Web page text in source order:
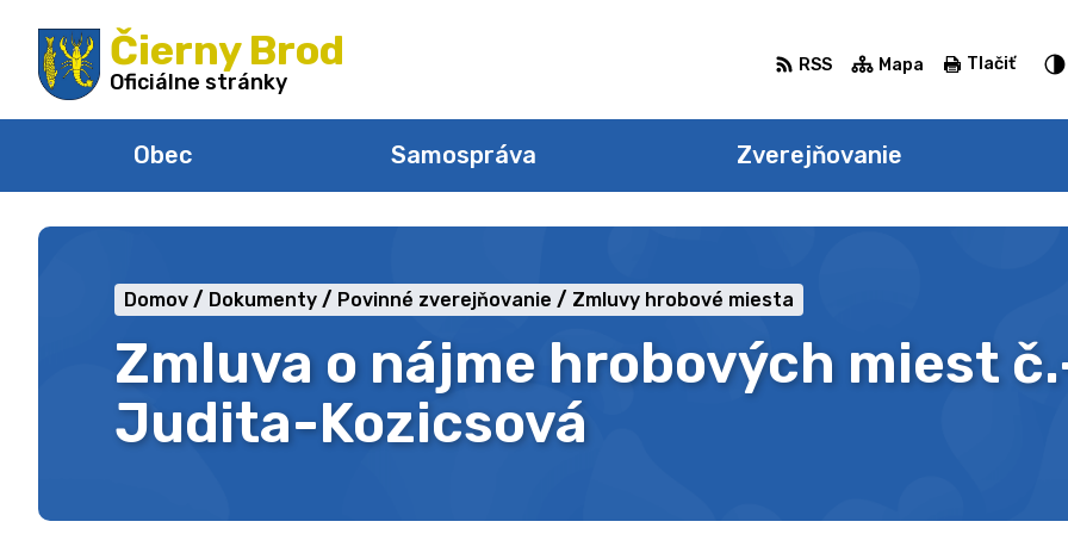
na
obsah
Čierny Brod
Oficiálne stránky
Obec Samospráva Zverejňovanie
RSS Mapa Tlačiť
Zmluva o nájme hrobových miest
Judita-Kozicsová
Domov Dokumenty Povinné zverejňovanie Zmluvy hrobové miesta